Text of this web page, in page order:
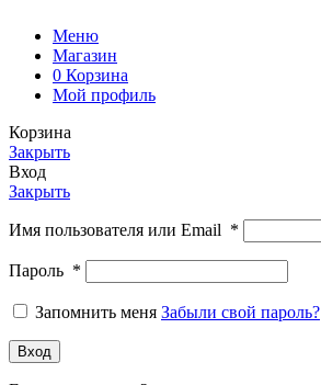
Меню
Магазин
0 Корзина
Мой профиль
Корзина
Закрыть
Вход
Закрыть
Имя пользователя или Email *
Пароль *
Запомнить меня Забыли свой пароль?
Вход